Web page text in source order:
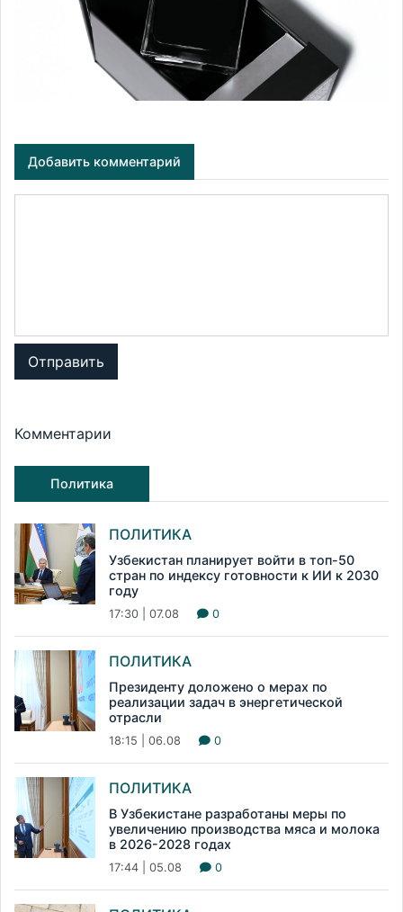
Добавить комментарий
Отправить
Комментарии
Политика
ПОЛИТИКА
Узбекистан планирует войти в топ-50
стран по индексу готовности к ИИ к 2030
году
17:30 | 07.08 0
ПОЛИТИКА
Президенту доложено о мерах по
реализации задач в энергетической
отрасли
18:15 | 06.08 0
ПОЛИТИКА
В Узбекистане разработаны меры по
увеличению производства мяса и молока
в 2026-2028 годах
17:44 | 05.08 0